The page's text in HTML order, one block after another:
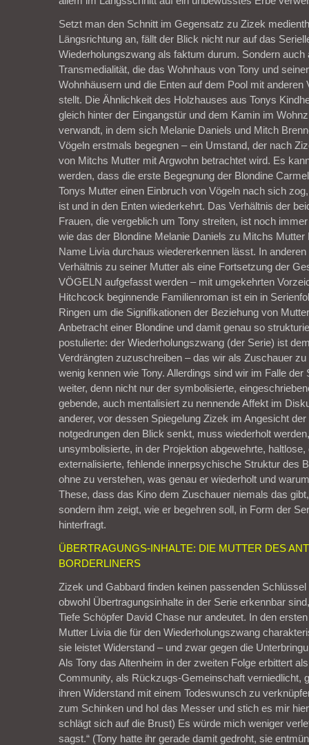
Setzt man den Schnitt im Gegensatz zu Zizek
Längsrichtung an, fällt der Blick nicht nur auf das
Wiederholungszwang als faktum durum. Sondern auch
Transmedialität, die das Wohnhaus von Tony und
Wohnhäusern und die Enten auf dem Pool mit anderen
stellt. Die Ähnlichkeit des Holzhauses aus Tonys
gleich hinter der Eingangstür und dem Kamin im
verwandt, in dem sich Melanie Daniels und Mitch
Vögeln erstmals begegnen – ein Umstand, der nach
von Mitchs Mutter mit Argwohn betrachtet wird. Es
werden, dass die erste Begegnung der Blondine
Tonys Mutter einen Einbruch von Vögeln nach sich
ist und in den Enten wiederkehrt. Das Verhältnis der
Frauen, die vergeblich um Tony streiten, ist noch
wie das der Blondine Melanie Daniels zu Mitchs Mutter
Name Livia durchaus wiedererkennen lässt. In
Verhältnis zu seiner Mutter als eine Fortsetzung der
VÖGELN aufgefasst werden – mit umgekehrten
Hitchcock beginnende Familienroman ist ein in
Ringen um die Signifikationen der Beziehung von
Anbetracht einer Blondine und damit genau so
postulierte: der Wiederholungszwang (der Serie) ist
Verdrängten zuzuschreiben – das wir als Zuschauer
wenig kennen wie Tony. Allerdings sind wir im Falle der
weiter, denn nicht nur der symbolisierte,
gebende, auch mentalisiert zu nennende Affekt im
anderer, vor dessen Spiegelung Zizek im Angesicht
notgedrungen den Blick senkt, muss wiederholt
unsymbolisierte, in der Projektion abgewehrte, haltlose,
externalisierte, fehlende innerpsychische Struktur des
ohne zu verstehen, was genau er wiederholt und
These, dass das Kino dem Zuschauer niemals das
sondern ihm zeigt, wie er begehren soll, in Form der
hinterfragt.
ÜBERTRAGUNGS-INHALTE: DIE MUTTER DES
BORDERLINERS
Zizek und Gabbard finden keinen passenden
obwohl Übertragungsinhalte in der Serie erkennbar
Tiefe Schöpfer David Chase nur andeutet. In den
Mutter Livia die für den Wiederholungszwang
sie leistet Widerstand – und zwar gegen die
Als Tony das Altenheim in der zweiten Folge erbittert
Community, als Rückzugs-Gemeinschaft verniedlicht,
ihren Widerstand mit einem Todeswunsch zu
zum Schinken und hol das Messer und stich es mir
schlägt sich auf die Brust) Es würde mich weniger
sagst.“ (Tony hatte ihr gerade damit gedroht, sie